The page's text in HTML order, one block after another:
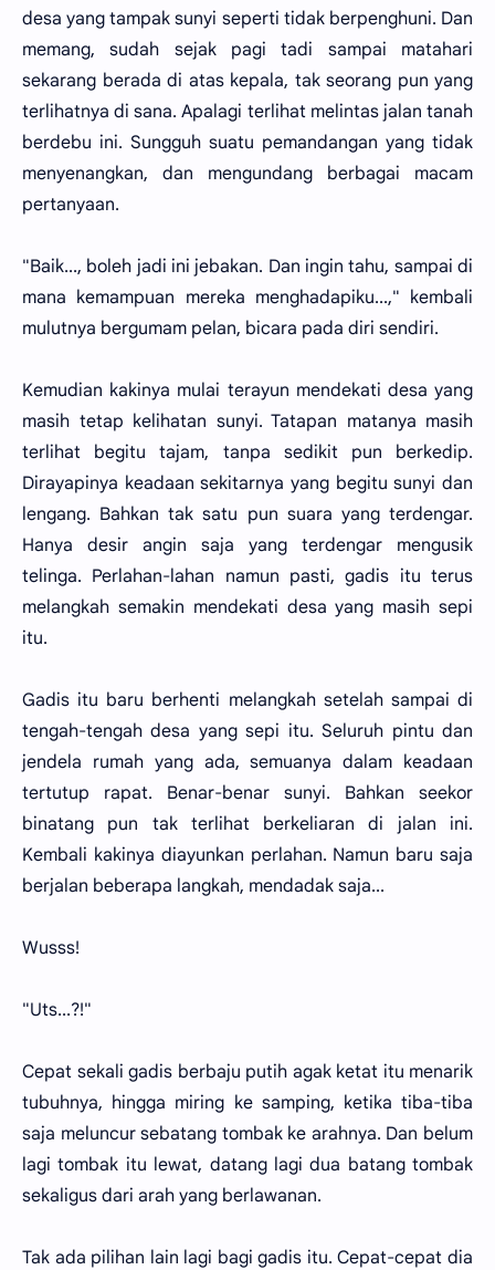
desa yang tampak sunyi seperti tidak berpenghuni. Dan
memang, sudah sejak pagi tadi sampai matahari
sekarang berada di atas kepala, tak seorang pun yang
terlihatnya di sana. Apalagi terlihat melintas jalan tanah
berdebu ini. Sungguh suatu pemandangan yang tidak
menyenangkan, dan mengundang berbagai macam
pertanyaan.
"Baik..., boleh jadi ini jebakan. Dan ingin tahu, sampai di
mana kemampuan mereka menghadapiku...," kembali
mulutnya bergumam pelan, bicara pada diri sendiri.
Kemudian kakinya mulai terayun mendekati desa yang
masih tetap kelihatan sunyi. Tatapan matanya masih
terlihat begitu tajam, tanpa sedikit pun berkedip.
Dirayapinya keadaan sekitarnya yang begitu sunyi dan
lengang. Bahkan tak satu pun suara yang terdengar.
Hanya desir angin saja yang terdengar mengusik
telinga. Perlahan-lahan namun pasti, gadis itu terus
melangkah semakin mendekati desa yang masih sepi
itu.
Gadis itu baru berhenti melangkah setelah sampai di
tengah-tengah desa yang sepi itu. Seluruh pintu dan
jendela rumah yang ada, semuanya dalam keadaan
tertutup rapat. Benar-benar sunyi. Bahkan seekor
binatang pun tak terlihat berkeliaran di jalan ini.
Kembali kakinya diayunkan perlahan. Namun baru saja
berjalan beberapa langkah, mendadak saja...
Wusss!
"Uts...?!"
Cepat sekali gadis berbaju putih agak ketat itu menarik
tubuhnya, hingga miring ke samping, ketika tiba-tiba
saja meluncur sebatang tombak ke arahnya. Dan belum
lagi tombak itu lewat, datang lagi dua batang tombak
sekaligus dari arah yang berlawanan.
Tak ada pilihan lain lagi bagi gadis itu. Cepat-cepat dia